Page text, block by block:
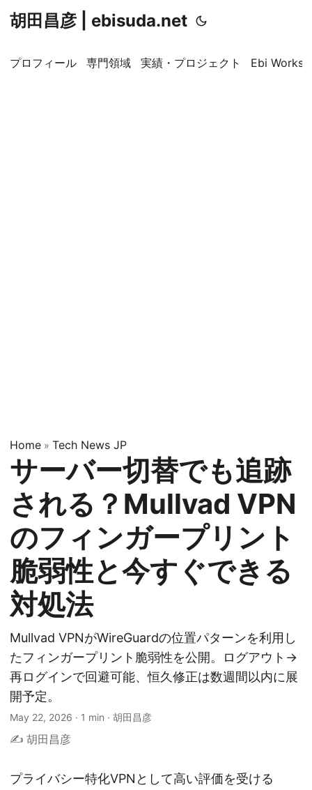
胡田昌彦 | ebisuda.net
プロフィール 専門領域 実績・プロジェクト Ebi
Home » Tech News JP
サーバー切替でも追跡
される？Mullvad VPN
のフィンガープリント
脆弱性と今すぐできる
対処法
Mullvad VPNがWireGuardの位置パターンを利用し
たフィンガープリント脆弱性を公開。ログアウト→
再ログインで回避可能、恒久修正は数週間以内に展
開予定。
May 22, 2026 · 1 min · 胡田昌彦
✍️ 胡田昌彦
プライバシー特化VPNとして高い評価を受ける